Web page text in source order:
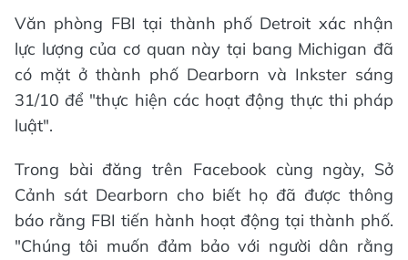
Văn phòng FBI tại thành phố Detroit xác nhận
lực lượng của cơ quan này tại bang Michigan đã
có mặt ở thành phố Dearborn và Inkster sáng
31/10 để "thực hiện các hoạt động thực thi pháp
luật".
Trong bài đăng trên Facebook cùng ngày, Sở
Cảnh sát Dearborn cho biết họ đã được thông
báo rằng FBI tiến hành hoạt động tại thành phố.
"Chúng tôi muốn đảm bảo với người dân rằng